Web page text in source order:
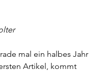
mal ein halbes Jahr
Artikel, kommt